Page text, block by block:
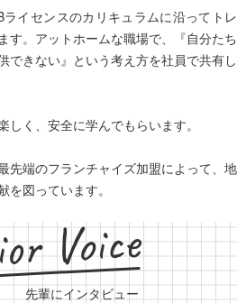
イセンスのカリキュラムに沿ってトレ
す。アットホームな職場で、『自分たち
できない』という考え方を社員で共有し
く、安全に学んでもらいます。
先端のフランチャイズ加盟によって、地
図っています。
Voice
先輩にインタビュー